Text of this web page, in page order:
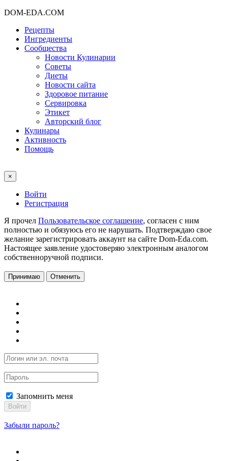
DOM-EDA.COM
Рецепты
Ингредиенты
Сообщества
Новости Кулинарии
Советы
Диеты
Новости сайта
Здоровое питание
Сервировка
Этикет
Авторский блог
Кулинары
Активность
Помощь
×
Войти
Регистрация
Я прочел Пользовательское соглашение, согласен с ним
полностью и обязуюсь его не нарушать. Подтверждаю свое
желание зарегистрировать аккаунт на сайте Dom-Eda.com.
Настоящее заявление удостоверяю электронным аналогом
собственноручной подписи.
Принимаю Отменить
Запомнить меня
Войти
Забыли пароль?